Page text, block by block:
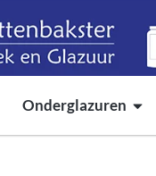
Onderglazuren